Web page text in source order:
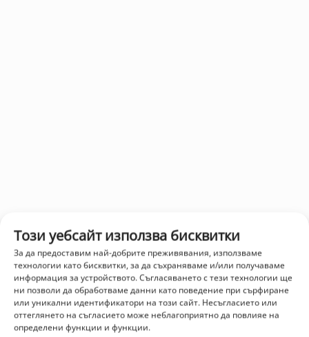
Този уебсайт използва бисквитки
За да предоставим най-добрите преживявания, използваме
технологии като бисквитки, за да съхраняваме и/или получаваме
информация за устройството. Съгласяването с тези технологии ще
ни позволи да обработваме данни като поведение при сърфиране
или уникални идентификатори на този сайт. Несъгласието или
оттеглянето на съгласието може неблагоприятно да повлияе на
определени функции и функции.